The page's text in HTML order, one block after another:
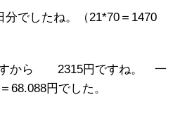
分でしたね。（21*70＝1470
すから 2315円ですね。 一
68.088円でした。